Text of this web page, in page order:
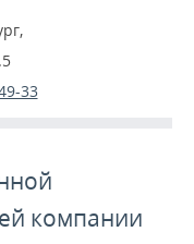
,
33
компании